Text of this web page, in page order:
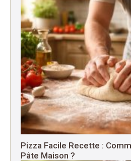
Pizza Facile Recette :
Pâte Maison ?